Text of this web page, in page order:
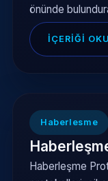
önünde
İÇERIĞI OKU
Haberlesme
Haberleşme